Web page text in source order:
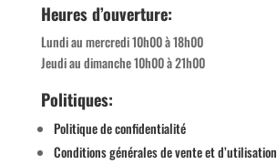
Heures d’ouverture:
Lundi au mercredi 10h00 à 18h00
Jeudi au dimanche 10h00 à 21h00
Politiques:
Politique de confidentialité
Conditions générales de vente et d’utilisation